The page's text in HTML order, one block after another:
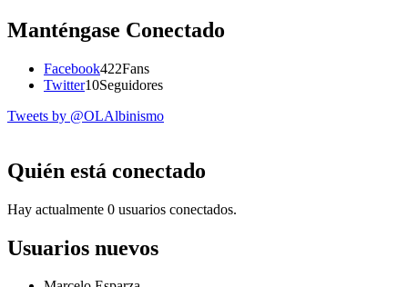
Manténgase Conectado
Facebook422Fans
Twitter10Seguidores
Tweets by @OLAlbinismo
Quién está conectado
Hay actualmente 0 usuarios conectados.
Usuarios nuevos